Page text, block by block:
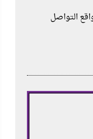
التواصل